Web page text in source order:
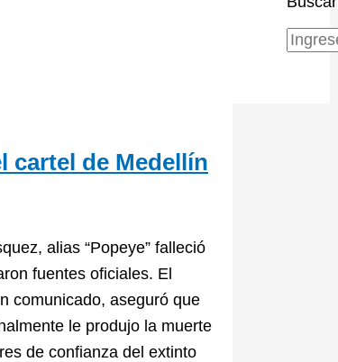
cartel de Medellín
alias “Popeye” falleció
fuentes oficiales. El
comunicado, aseguró que
le produjo la muerte
de confianza del extinto